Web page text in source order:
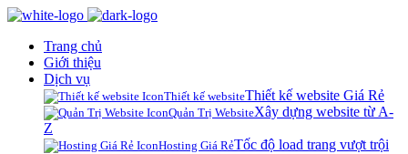
Trang chủ
Giới thiệu
Dịch vụ
Thiết kế websiteThiết kế website Giá Rẻ
Quản Trị WebsiteXây dựng website từ A-
Z
Hosting Giá RẻTốc độ load trang vượt trội